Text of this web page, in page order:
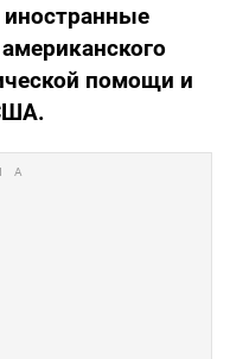
иностранные
помощи и